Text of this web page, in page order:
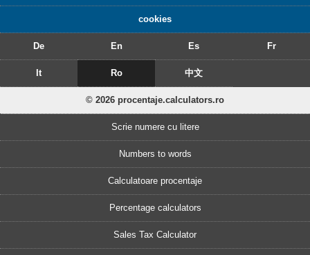
cookies
De En Es Fr
It Ro 中文
© 2026 procentaje.calculators.ro
Scrie numere cu litere
Numbers to words
Calculatoare procentaje
Percentage calculators
Sales Tax Calculator